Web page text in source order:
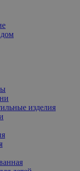
изделия